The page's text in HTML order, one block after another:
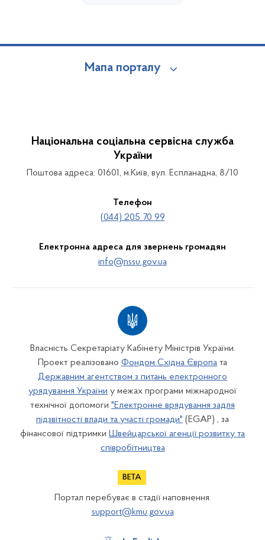
Мапа порталу
Національна соціальна сервісна служба
України
Поштова адреса: 01601, м.Київ, вул. Еспланадна, 8/10
Телефон
(044) 205 70 99
Електронна адреса для звернень громадян
info@nssu.gov.ua
Власність Секретаріату Кабінету Міністрів України.
Проект реалізовано Фондом Східна Європа та
Державним агентством з питань електронного
урядування України у межах програми міжнародної
технічної допомоги "Електронне врядування задля
підзвітності влади та участі громади" (EGAP) , за
фінансової підтримки Швейцарської агенції розвитку та
співробітництва
Портал перебуває в стадії наповнення.
support@kmu.gov.ua